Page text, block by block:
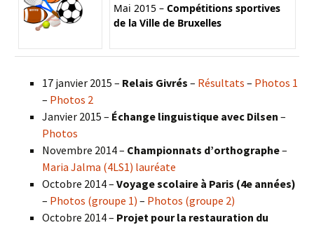
Mai 2015 – Compétitions sportives
de la Ville de Bruxelles
17 janvier 2015 – Relais Givrés – Résultats – Photos 1
– Photos 2
Janvier 2015 – Échange linguistique avec Dilsen –
Photos
Novembre 2014 – Championnats d’orthographe–
Maria Jalma (4LS1) lauréate
Octobre 2014 – Voyage scolaire à Paris (4e années)
– Photos (groupe 1) – Photos (groupe 2)
Octobre 2014 – Projet pour la restauration du